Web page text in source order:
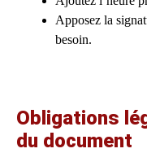
Apposez la
besoin.
Obligations
du document